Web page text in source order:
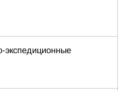
экспедиционные